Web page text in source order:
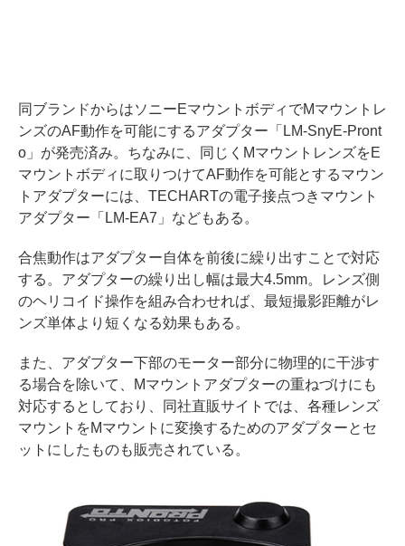
同ブランドからはソニーEマウントボディでMマウントレ
ンズのAF動作を可能にするアダプター「LM-SnyE-Pront
o」が発売済み。ちなみに、同じくMマウントレンズをE
マウントボディに取りつけてAF動作を可能とするマウン
トアダプターには、TECHARTの電子接点つきマウント
アダプター「LM-EA7」などもある。
合焦動作はアダプター自体を前後に繰り出すことで対応
する。アダプターの繰り出し幅は最大4.5mm。レンズ側
のヘリコイド操作を組み合わせれば、最短撮影距離がレ
ンズ単体より短くなる効果もある。
また、アダプター下部のモーター部分に物理的に干渉す
る場合を除いて、Mマウントアダプターの重ねづけにも
対応するとしており、同社直販サイトでは、各種レンズ
マウントをMマウントに変換するためのアダプターとセ
ットにしたものも販売されている。